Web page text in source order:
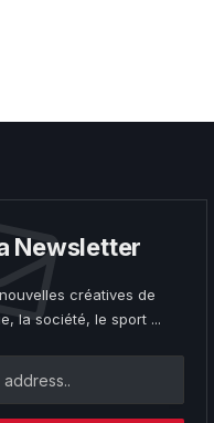
Newsletter
créatives de
la société, le sport ...